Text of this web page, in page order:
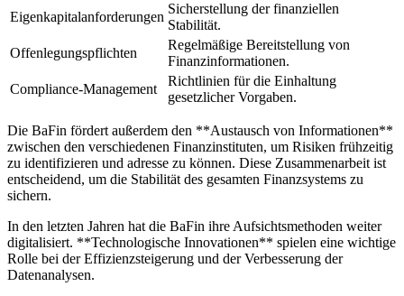
Eigenkapitalanforderungen
Sicherstellung der finanziellen
Stabilität.
Offenlegungspflichten
Regelmäßige Bereitstellung von
Finanzinformationen.
Compliance-Management
Richtlinien für die‍ Einhaltung
gesetzlicher Vorgaben.
Die BaFin fördert⁢ außerdem den **Austausch von Informationen**
zwischen den verschiedenen Finanzinstituten, um Risiken frühzeitig
zu identifizieren und ​adresse ‍zu können.⁣ Diese Zusammenarbeit ist
entscheidend, um die Stabilität des gesamten ⁣Finanzsystems zu
sichern.
In den letzten Jahren hat die BaFin ihre Aufsichtsmethoden weiter
digitalisiert. **Technologische⁣ Innovationen** ‍spielen eine wichtige
Rolle bei der Effizienzsteigerung und der Verbesserung⁣ der
Datenanalysen.